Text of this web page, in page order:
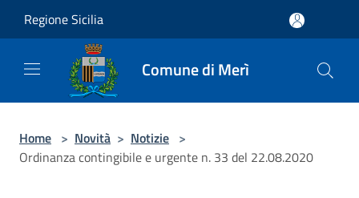
Regione Sicilia
Comune di Merì
Home > Novità > Notizie >
Ordinanza contingibile e urgente n. 33 del 22.08.2020